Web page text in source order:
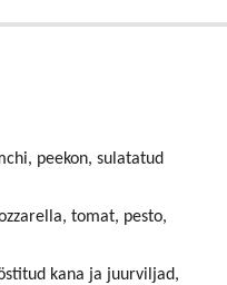
peekon, sulatatud
tomat, pesto,
kana ja juurviljad,